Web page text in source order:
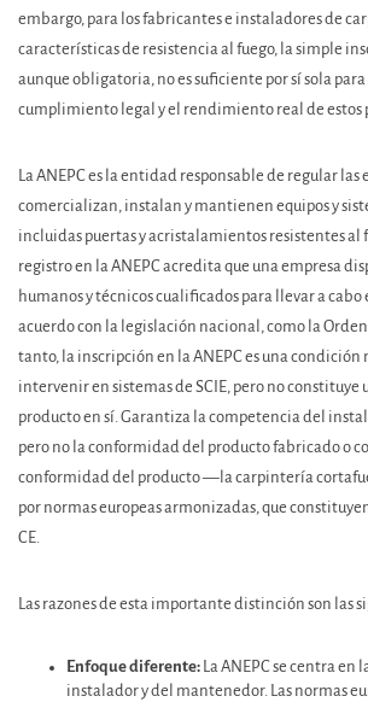
embargo, para los fabricantes e instaladores de
características de resistencia al fuego, la simple
aunque obligatoria, no es suficiente por sí sola
cumplimiento legal y el rendimiento real de estos
La ANEPC es la entidad responsable de regular las
comercializan, instalan y mantienen equipos y
incluidas puertas y acristalamientos resistentes al
registro en la ANEPC acredita que una empresa
humanos y técnicos cualificados para llevar a cabo
acuerdo con la legislación nacional, como la Orden
tanto, la inscripción en la ANEPC es una condición
intervenir en sistemas de SCIE, pero no
producto en sí. Garantiza la competencia del
pero no la conformidad del producto fabricado o
conformidad del producto —la carpintería
por normas europeas armonizadas, que
CE.
Las razones de esta importante distinción son las
Enfoque diferente: La ANEPC se centra en
instalador y del mantenedor. Las normas